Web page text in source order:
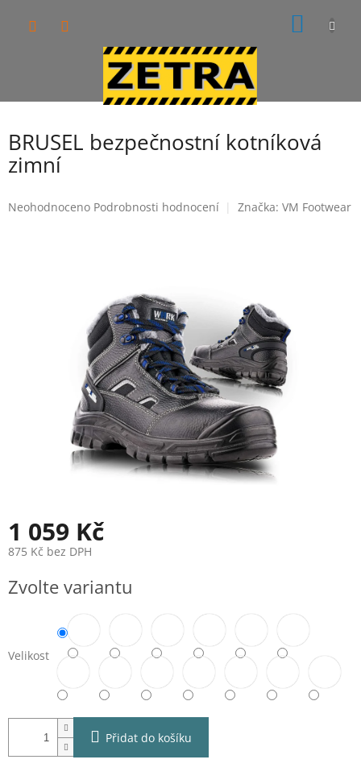
BRUSEL bezpečnostní kotníková
zimní
Průměrné
Neohodnoceno Podrobnosti hodnocení Značka: VM Footwear
1 059 Kč
875 Kč bez DPH
cena:
Zvolte variantu
Velikost
Přidat do košíku